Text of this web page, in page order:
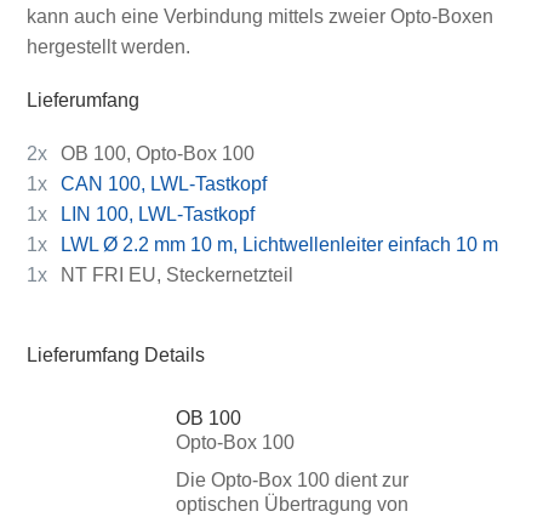
kann auch eine Verbindung mittels zweier Opto-Boxen
hergestellt werden.
Lieferumfang
2x
OB 100, Opto-Box 100
1x
CAN 100, LWL-Tastkopf
1x
LIN 100, LWL-Tastkopf
1x
LWL Ø 2.2 mm 10 m, Lichtwellenleiter einfach 10 m
1x
NT FRI EU, Steckernetzteil
Lieferumfang Details
OB 100
Opto-Box 100
Die Opto-Box 100 dient zur
optischen Übertragung von